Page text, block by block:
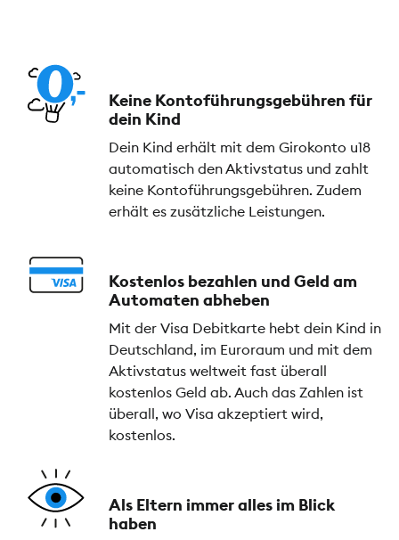
Keine Kontoführungs­gebühren für
dein Kind
Dein Kind erhält mit dem Girokonto u18
automatisch den Aktivstatus und zahlt
keine Kontoführungsgebühren. Zudem
erhält es zusätzliche Leistungen.
Kostenlos bezahlen und Geld am
Automaten abheben
Mit der Visa Debitkarte hebt dein Kind in
Deutschland, im Euroraum und mit dem
Aktivstatus weltweit fast überall
kostenlos Geld ab. Auch das Zahlen ist
überall, wo Visa akzeptiert wird,
kostenlos.
Als Eltern immer alles im Blick
haben